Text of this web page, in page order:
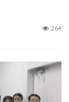
264